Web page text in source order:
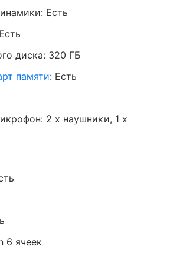
Есть
диска: 320 ГБ
памяти: Есть
2 х наушники, 1 х
6 ячеек